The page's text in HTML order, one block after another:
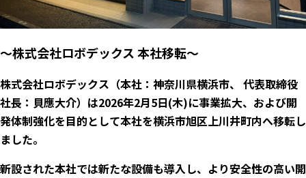
～株式会社ロボデックス 本社移転～
株式会社ロボデックス（本社：神奈川県横浜市、 代表取締役
社長：貝應大介）は2026年2月5日(木)に事業拡大、および開
発体制強化を目的として本社を横浜市旭区上川井町内へ移転し
ました。
新設された本社では新たな設備も導入し、より安全性の高い開